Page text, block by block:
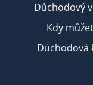
Důchodový
Kdy
Důchodová